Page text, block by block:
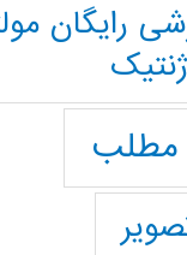
رایگان
مطلب